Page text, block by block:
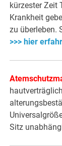
kürzester Zeit
Krankheit
zu überleben.
>>> hier
Sitz